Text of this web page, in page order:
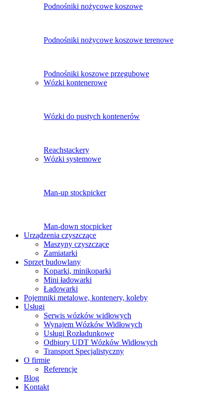
Podnośniki nożycowe koszowe
Podnośniki nożycowe koszowe terenowe
Podnośniki koszowe przegubowe
Wózki kontenerowe
Wózki do pustych kontenerów
Reachstackery
Wózki systemowe
Man-up stockpicker
Man-down stocpicker
Urządzenia czyszczące
Maszyny czyszczące
Zamiatarki
Sprzęt budowlany
Koparki, minikoparki
Mini ładowarki
Ładowarki
Pojemniki metalowe, kontenery, koleby
Usługi
Serwis wózków widłowych
Wynajem Wózków Widłowych
Usługi Rozładunkowe
Odbiory UDT Wózków Widłowych
Transport Specjalistyczny
O firmie
Referencje
Blog
Kontakt